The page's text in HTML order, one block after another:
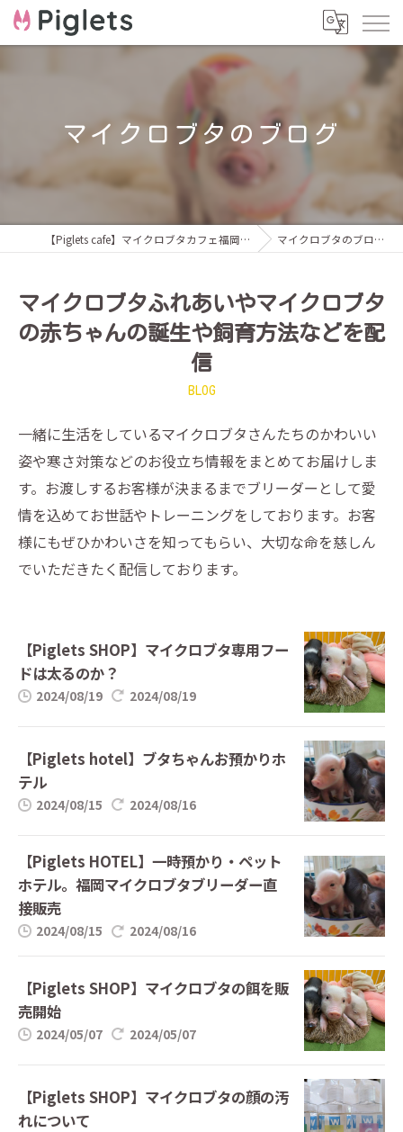
マイクロブタのブログ
【Piglets cafe】マイクロブタカフェ福岡店 マイクロブタのブログ
マイクロブタふれあいやマイクロブタ
の赤ちゃんの誕生や飼育方法などを配
信
BLOG
一緒に生活をしているマイクロブタさんたちのかわいい
姿や寒さ対策などのお役立ち情報をまとめてお届けしま
す。お渡しするお客様が決まるまでブリーダーとして愛
情を込めてお世話やトレーニングをしております。お客
様にもぜひかわいさを知ってもらい、大切な命を慈しん
でいただきたく配信しております。
【Piglets SHOP】マイクロブタ専用フー
ドは太るのか？
2024/08/19 2024/08/19
【Piglets hotel】ブタちゃんお預かりホ
テル
2024/08/15 2024/08/16
【Piglets HOTEL】一時預かり・ペット
ホテル。福岡マイクロブタブリーダー直
接販売
2024/08/15 2024/08/16
【Piglets SHOP】マイクロブタの餌を販
売開始
2024/05/07 2024/05/07
【Piglets SHOP】マイクロブタの顔の汚
れについて